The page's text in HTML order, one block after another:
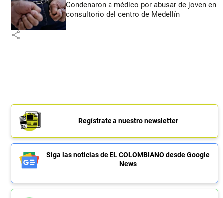
Condenaron a médico por abusar de joven en
consultorio del centro de Medellín
share
Regístrate a nuestro newsletter
Siga las noticias de EL COLOMBIANO desde Google
News